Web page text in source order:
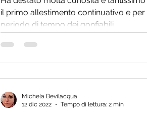
il primo allestimento continuativo e
periodo di tempo dei gonfiabili...
Michela Bevilacqua
12 dic 2022
Tempo di lettura: 2 min